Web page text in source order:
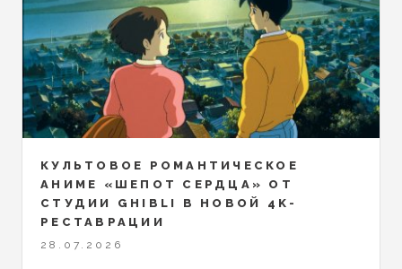
КУЛЬТОВОЕ РОМАНТИЧЕСКОЕ
АНИМЕ «ШЕПОТ СЕРДЦА» ОТ
СТУДИИ GHIBLI В НОВОЙ 4K-
РЕСТАВРАЦИИ
28.07.2026